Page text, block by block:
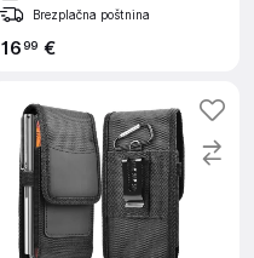
Brezplačna poštnina
1699 €